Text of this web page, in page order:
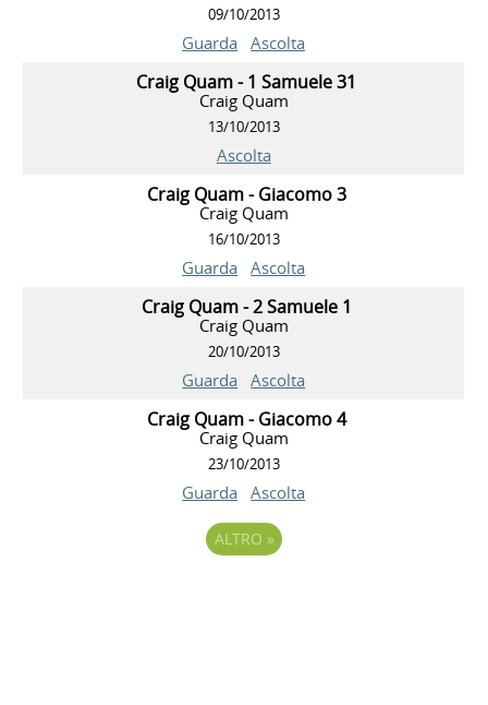
09/10/2013
Guarda Ascolta
Craig Quam - 1 Samuele 31
Craig Quam
13/10/2013
Ascolta
Craig Quam - Giacomo 3
Craig Quam
16/10/2013
Guarda Ascolta
Craig Quam - 2 Samuele 1
Craig Quam
20/10/2013
Guarda Ascolta
Craig Quam - Giacomo 4
Craig Quam
23/10/2013
Guarda Ascolta
ALTRO »